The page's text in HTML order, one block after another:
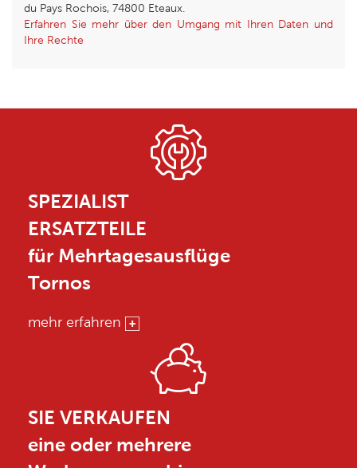
du Pays Rochois, 74800 Eteaux.
Erfahren Sie mehr über den Umgang mit Ihren Daten und
Ihre Rechte
SPEZIALIST
ERSATZTEILE
für Mehrtagesausflüge
Tornos
mehr erfahren
SIE VERKAUFEN
eine oder mehrere